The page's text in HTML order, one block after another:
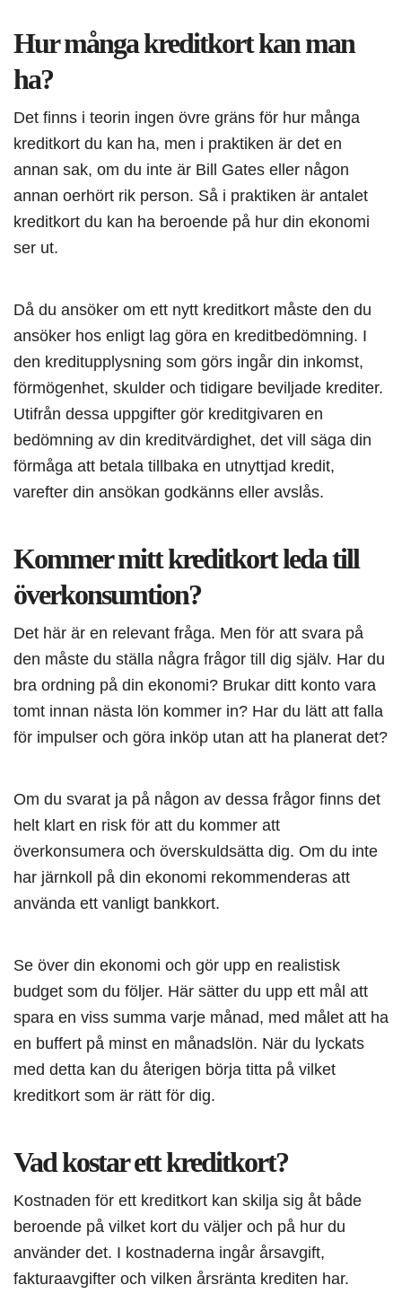
Hur många kreditkort kan man
ha?
Det finns i teorin ingen övre gräns för hur många
kreditkort du kan ha, men i praktiken är det en
annan sak, om du inte är Bill Gates eller någon
annan oerhört rik person. Så i praktiken är antalet
kreditkort du kan ha beroende på hur din ekonomi
ser ut.
Då du ansöker om ett nytt kreditkort måste den du
ansöker hos enligt lag göra en kreditbedömning. I
den kreditupplysning som görs ingår din inkomst,
förmögenhet, skulder och tidigare beviljade krediter.
Utifrån dessa uppgifter gör kreditgivaren en
bedömning av din kreditvärdighet, det vill säga din
förmåga att betala tillbaka en utnyttjad kredit,
varefter din ansökan godkänns eller avslås.
Kommer mitt kreditkort leda till
överkonsumtion?
Det här är en relevant fråga. Men för att svara på
den måste du ställa några frågor till dig själv. Har du
bra ordning på din ekonomi? Brukar ditt konto vara
tomt innan nästa lön kommer in? Har du lätt att falla
för impulser och göra inköp utan att ha planerat det?
Om du svarat ja på någon av dessa frågor finns det
helt klart en risk för att du kommer att
överkonsumera och överskuldsätta dig. Om du inte
har järnkoll på din ekonomi rekommenderas att
använda ett vanligt bankkort.
Se över din ekonomi och gör upp en realistisk
budget som du följer. Här sätter du upp ett mål att
spara en viss summa varje månad, med målet att ha
en buffert på minst en månadslön. När du lyckats
med detta kan du återigen börja titta på vilket
kreditkort som är rätt för dig.
Vad kostar ett kreditkort?
Kostnaden för ett kreditkort kan skilja sig åt både
beroende på vilket kort du väljer och på hur du
använder det. I kostnaderna ingår årsavgift,
fakturaavgifter och vilken årsränta krediten har.